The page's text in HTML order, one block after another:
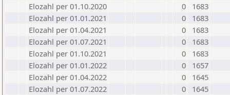
Elozahl per 01.10.2020
0
1683
Elozahl per 01.01.2021
0
1683
Elozahl per 01.04.2021
0
1683
Elozahl per 01.07.2021
0
1683
Elozahl per 01.10.2021
0
1683
Elozahl per 01.01.2022
0
1657
Elozahl per 01.04.2022
0
1645
Elozahl per 01.07.2022
0
1645